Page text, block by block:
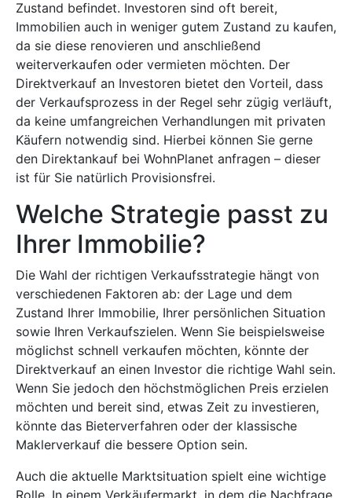
Zustand befindet. Investoren sind oft bereit,
Immobilien auch in weniger gutem Zustand zu kaufen,
da sie diese renovieren und anschließend
weiterverkaufen oder vermieten möchten. Der
Direktverkauf an Investoren bietet den Vorteil, dass
der Verkaufsprozess in der Regel sehr zügig verläuft,
da keine umfangreichen Verhandlungen mit privaten
Käufern notwendig sind. Hierbei können Sie gerne
den Direktankauf bei WohnPlanet anfragen – dieser
ist für Sie natürlich Provisionsfrei.
Welche Strategie passt zu
Ihrer Immobilie?
Die Wahl der richtigen Verkaufsstrategie hängt von
verschiedenen Faktoren ab: der Lage und dem
Zustand Ihrer Immobilie, Ihrer persönlichen Situation
sowie Ihren Verkaufszielen. Wenn Sie beispielsweise
möglichst schnell verkaufen möchten, könnte der
Direktverkauf an einen Investor die richtige Wahl sein.
Wenn Sie jedoch den höchstmöglichen Preis erzielen
möchten und bereit sind, etwas Zeit zu investieren,
könnte das Bieterverfahren oder der klassische
Maklerverkauf die bessere Option sein.
Auch die aktuelle Marktsituation spielt eine wichtige